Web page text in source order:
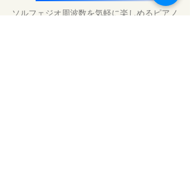
ソルフェジオ周波数を気軽に楽しめるピアノ